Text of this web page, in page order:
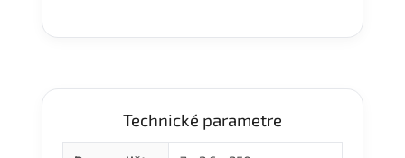
Technické parametre